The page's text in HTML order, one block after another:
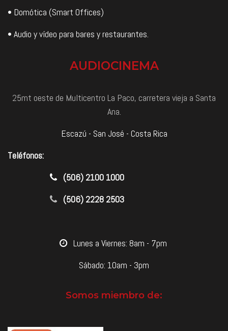
• Domótica (Smart Offices)
• Audio y vídeo para bares y restaurantes.
AUDIOCINEMA
25mt oeste de Multicentro La Paco, carretera vieja a Santa
Ana.
Escazú - San José - Costa Rica
Teléfonos:
​(506) 2100 1000
(506) 2228 2503
​Lunes a Viernes: 8am - 7pm
Sábado: 10am - 3pm
Somos miembro de: